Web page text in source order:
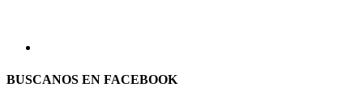
BUSCANOS EN FACEBOOK